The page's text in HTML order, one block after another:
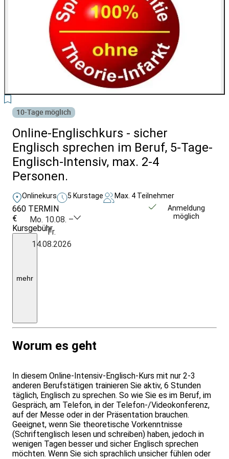
10-Tage möglich
Online-Englischkurs - sicher
Englisch sprechen im Beruf, 5-Tage-
Englisch-Intensiv, max. 2-4
Personen.
Onlinekurs 5 Kurstage Max. 4 Teilnehmer
660
€
Kursgebühr
Frühbucher-
Kurspreis:
Anmeldung
mehr
TERMIN
Mo. 10.08. –
Fr.
14.08.2026
Anmeldung
möglich
Worum es geht
In diesem Online-Intensiv-Englisch-Kurs mit nur 2-3
anderen Berufstätigen trainieren Sie aktiv, 6 Stunden
täglich, Englisch zu sprechen. So wie Sie es im Beruf, im
Gespräch, am Telefon, in der Telefon-/Videokonferenz,
auf der Messe oder in der Präsentation brauchen.
Geeignet, wenn Sie theoretische Vorkenntnisse
(Schriftenglisch lesen und schreiben) haben, jedoch in
wenigen Tagen besser und sicher Englisch sprechen
möchten. Wenn Sie sich sprachlich unsicher fühlen oder